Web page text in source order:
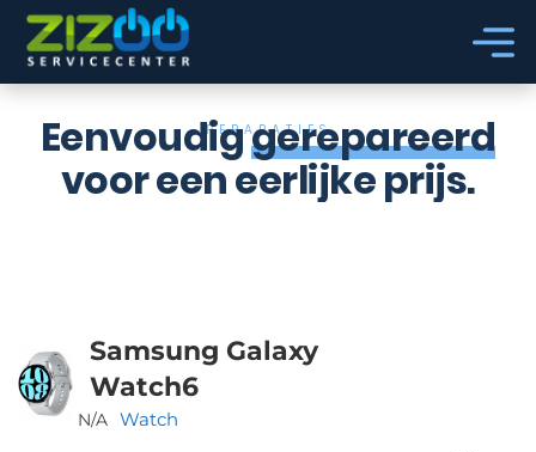
Ga naar hoofdinhoud
Ga naar voettekst
REPARATIES
Eenvoudiggerepareerd
voor een eerlijke prijs.
Samsung Galaxy
Watch6
N/A Watch